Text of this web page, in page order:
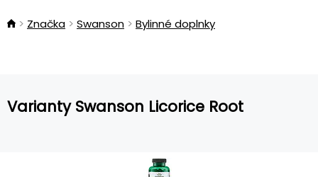
Značka Swanson Bylinné doplnky
Varianty Swanson Licorice Root